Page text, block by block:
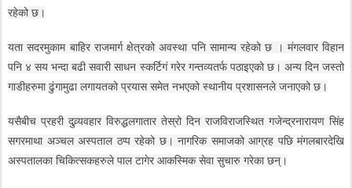
रहेको छ।
यता सदरमुकाम बाहिर राजमार्ग क्षेत्रको अवस्था पनि सामान्य रहेको छ । मंगलवार विहान
पनि ४ सय भन्दा बढी सवारी साधन स्कर्टिगं गरेर गन्तव्यतर्फ पठाइएको छ। अन्य दिन जस्तो
गाडीहरुमा ढुंगामुढा लगायतको प्रयास समेत नभएको स्थानीय प्रशासनले जनाएको छ।
यसैबीच प्रहरी दुव्र्यवहार विरुद्धलगातार तेस्रो दिन राजविराजस्थित गजेन्द्रनारायण सिंह
सगरमाथा अञ्चल अस्पताल ठप्प रहेको छ। नागरिक समाजको आग्रह पछि मंगलबारदेखि
अस्पतालका चिकित्सकहरुले पाल टागेर आकस्मिक सेवा सुचारु गरेका छन्।